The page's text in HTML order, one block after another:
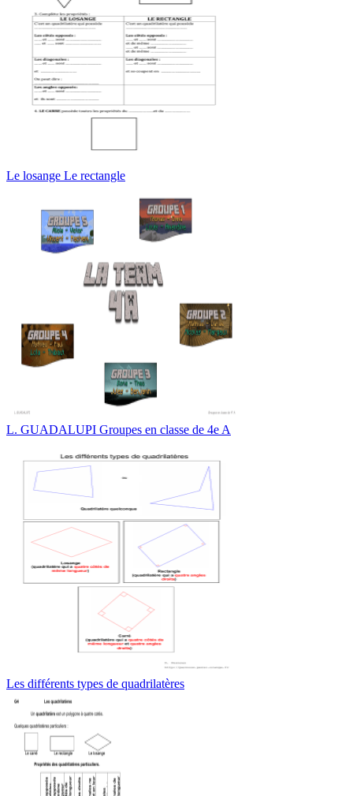
Le losange Le rectangle
L. GUADALUPI Groupes en classe de 4e A
Les différents types de quadrilatères